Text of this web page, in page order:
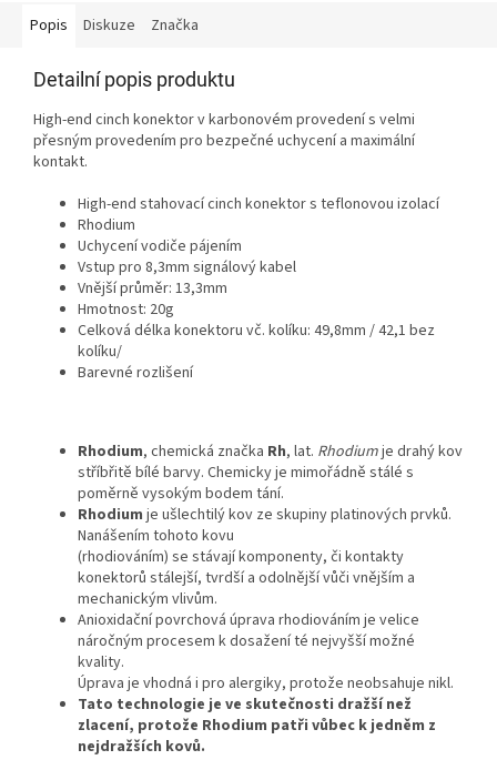
Popis Diskuze Značka
Detailní popis produktu
High-end cinch konektor v karbonovém provedení s velmi
přesným provedením pro bezpečné uchycení a maximální
kontakt.
High-end stahovací cinch konektor s teflonovou izolací
Rhodium
Uchycení vodiče pájením
Vstup pro 8,3mm signálový kabel
Vnější průměr: 13,3mm
Hmotnost: 20g
Celková délka konektoru vč. kolíku: 49,8mm / 42,1 bez
kolíku/
Barevné rozlišení
Rhodium, chemická značka Rh, lat. Rhodiumje drahý kov
stříbřitě bílé barvy. Chemicky je mimořádně stálé s
poměrně vysokým bodem tání.
Rhodium je ušlechtilý kov ze skupiny platinových prvků.
Nanášením tohoto kovu
(rhodiováním) se stávají komponenty, či kontakty
konektorů stálejší, tvrdší a odolnější vůči vnějším a
mechanickým vlivům.
Anioxidační povrchová úprava rhodiováním je velice
náročným procesem k dosažení té nejvyšší možné
kvality.
Úprava je vhodná i pro alergiky, protože neobsahuje nikl.
Tato technologie je ve skutečnosti dražší než
zlacení, protože Rhodium patři vůbec k jedněm z
nejdražších kovů.